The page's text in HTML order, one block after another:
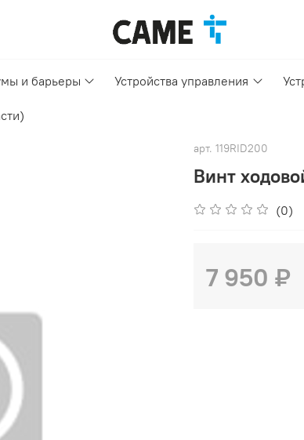
и барьеры Устройства управления
арт. 119RID200
Винт
(0)
7 950 ₽